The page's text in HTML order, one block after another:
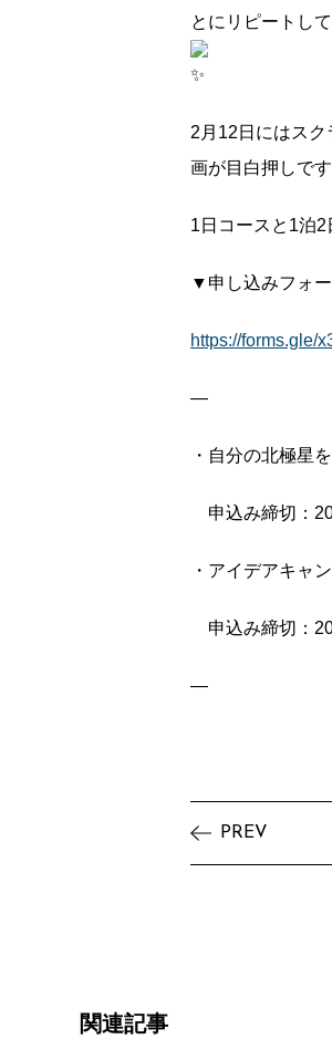
とにリピートし
2月12日にはス
画が目白押しです
1日コースと1泊
▼申し込みフォ
https://forms.gle/
—
・自分の北極星
申込み締切：
・アイデアキャ
申込み締切：
—
PREV
関連記事